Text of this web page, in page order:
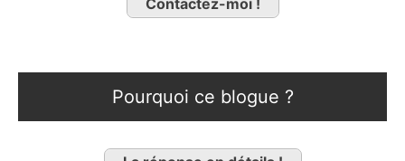
Contactez-moi !
Pourquoi ce blogue ?